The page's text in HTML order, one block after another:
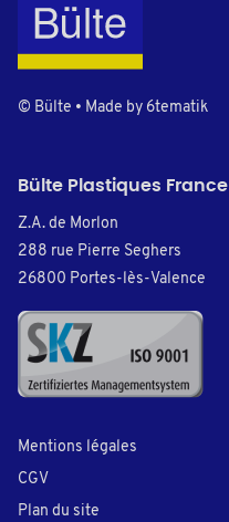
© Bülte • Made by 6tematik
Bülte Plastiques France
Z.A. de Morlon
288 rue Pierre Seghers
26800 Portes-lès-Valence
Mentions légales
CGV
Plan du site